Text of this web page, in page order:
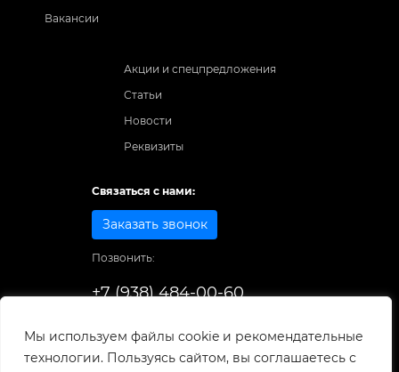
Мы используем файлы cookie и рекомендательные
технологии. Пользуясь сайтом, вы соглашаетесь с
Вакансии
Акции и спецпредложения
Статьи
Новости
Реквизиты
Связаться с нами:
Заказать звонок
Позвонить:
+7 (938) 484-00-60
© 1998-2025